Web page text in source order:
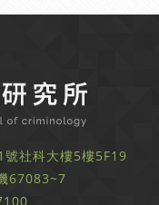
社科大樓5樓5F19
67083~7